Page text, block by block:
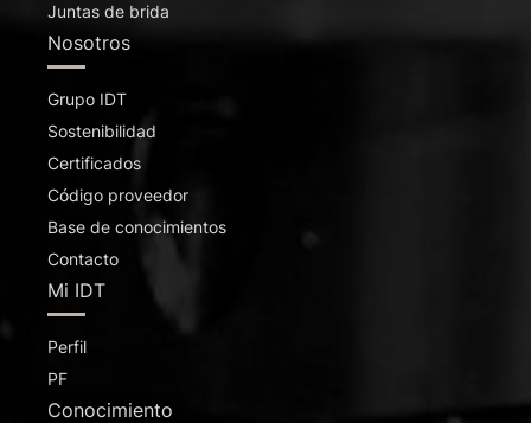
Juntas de brida
Nosotros
Grupo IDT
Sostenibilidad
Certificados
Código proveedor
Base de conocimientos
Contacto
Mi IDT
Perfil
PF
Conocimiento